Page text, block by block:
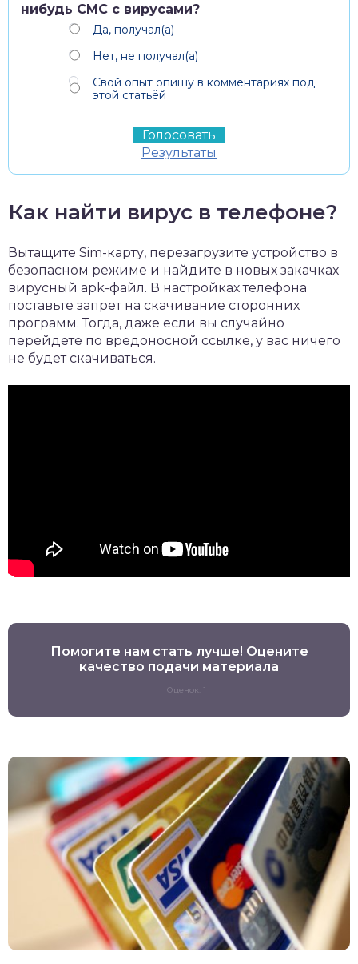
нибудь СМС с вирусами?
Да, получал(а)
Нет, не получал(а)
Свой опыт опишу в комментариях под
этой статьёй
Результаты
Как найти вирус в телефоне?
Вытащите Sim-карту, перезагрузите устройство в
безопасном режиме и найдите в новых закачках
вирусный apk-файл. В настройках телефона
поставьте запрет на скачивание сторонних
программ. Тогда, даже если вы случайно
перейдете по вредоносной ссылке, у вас ничего
не будет скачиваться.
Помогите нам стать лучше! Оцените
качество подачи материала
Оценок: 1